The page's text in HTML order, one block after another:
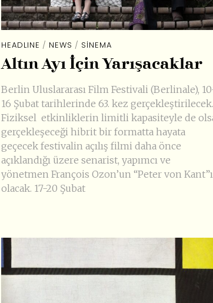
HEADLINE / NEWS / SINEMA
Altın Ayı İçin Yarışacaklar
Berlin Uluslararası Film Festivali (Berlinale),
16 Şubat tarihlerinde 63. kez gerçekleştirilecek.
Fiziksel etkinliklerin limitli kapasiteyle de
gerçekleşeceği hibrit bir formatta hayata
geçecek festivalin açılış filmi daha önce
açıklandığı üzere senarist, yapımcı ve
yönetmen François Ozon’un “Peter von Kant”ı
olacak. 17-20 Şubat